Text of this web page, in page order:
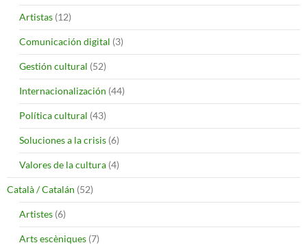
Artistas (12)
Comunicación digital (3)
Gestión cultural (52)
Internacionalización (44)
Política cultural (43)
Soluciones a la crisis (6)
Valores de la cultura (4)
Català / Catalán (52)
Artistes (6)
Arts escèniques (7)